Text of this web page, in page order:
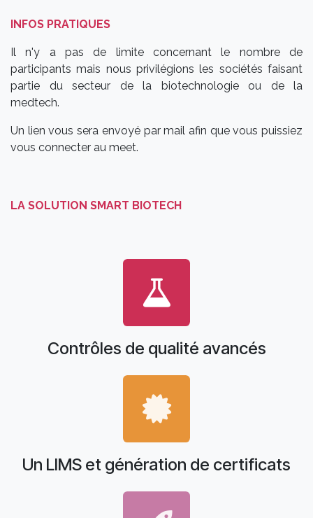
INFOS PRATIQUES
Il n'y a pas de limite concernant le nombre de
participants mais nous privilégions les sociétés faisant
partie du secteur de la biotechnologie ou de la
medtech.
Un lien vous sera envoyé par mail afin que vous puissiez
vous connecter au meet.
LA SOLUTION SMART BIOTECH
Contrôles de qualité avancés
Un LIMS et génération de certificats